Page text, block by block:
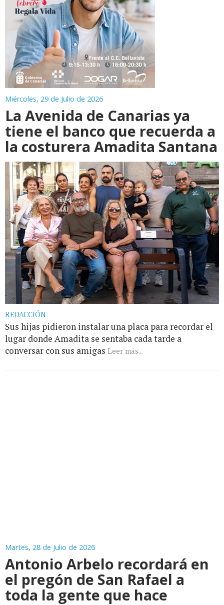
Miércoles, 29 de Julio de 2026
La Avenida de Canarias ya
tiene el banco que recuerda a
la costurera Amadita Santana
REDACCIÓN
Sus hijas pidieron instalar una placa para recordar el
lugar donde Amadita se sentaba cada tarde a
conversar con sus amigas Leer más...
Martes, 28 de Julio de 2026
Antonio Arbelo recordará en
el pregón de San Rafael a
toda la gente que hace